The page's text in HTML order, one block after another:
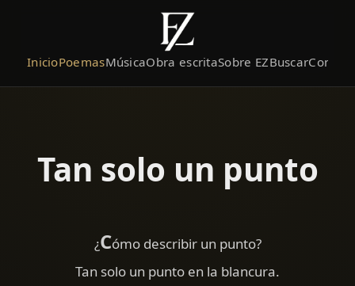
InicioPoemasMúsicaObra escritaSobre EZBuscar
Tan solo un punto
¿Cómo describir un punto?
Tan solo un punto en la blancura.